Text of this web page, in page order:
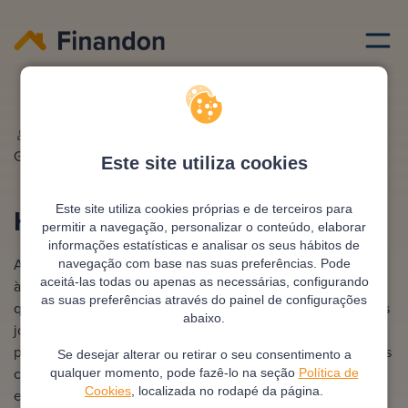
Este site utiliza cookies
Este site utiliza cookies próprias e de terceiros para
permitir a navegação, personalizar o conteúdo, elaborar
informações estatísticas e analisar os seus hábitos de
navegação com base nas suas preferências. Pode
aceitá-las todas ou apenas as necessárias, configurando
as suas preferências através do painel de configurações
abaixo.
Se desejar alterar ou retirar o seu consentimento a
qualquer momento, pode fazê-lo na seção Política de
Cookies , localizada no rodapé da página.
Credito habitacao
Gonzalez
Pimentel
Habitação Jovem Lisboa
A habitação jovem em Lisboa é particularmente vulnerável
à atual crise imobiliária, enfrentando rendas elevadíssimas
que consomem grande parte dos seus rendimentos. Muitos
jovens adiam a emancipação ou permanecem na casa dos
pais devido à dificuldade em encontrar alojamento a preços
compatíveis. Esta situação exige políticas de apoio
específicas para garantir o futuro e a fixação desta faixa